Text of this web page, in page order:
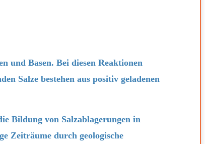
und Basen. Bei diesen Reaktionen
Salze bestehen aus positiv geladenen
Bildung von Salzablagerungen in
Zeiträume durch geologische